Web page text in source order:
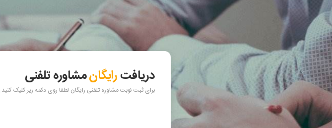
دریافترایگانمشاوره تلفنی
برای ثبت نوبت مشاوره تلفنی رایگان لطفا روی دکمه زیر کلیک کنید.